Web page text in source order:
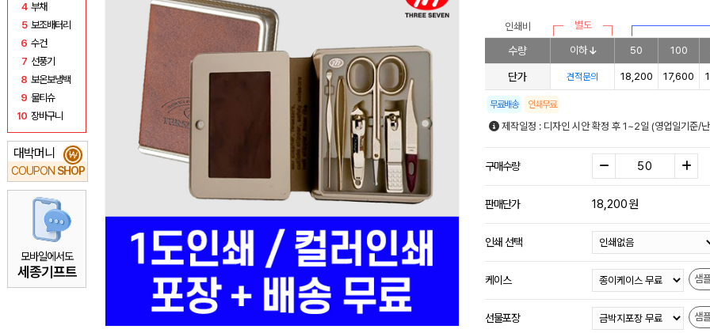
10 타포린가방
4 부채
5 보조배터리
6 수건
7 선풍기
8 보온보냉백
9 물티슈
10 장바구니
대박머니
COUPON SHOP
₩
모바일에서도
세종기프트
인쇄비 별도
수량 이하 50 100
단가 견적문의 18,200 17,600
무료배송 인쇄무료
제작일정 : 디자인 시안 확정 후 1~2일 (영업일기준/
구매수량
판매단가 18,200원
인쇄 선택
케이스 샘
선물포장 샘